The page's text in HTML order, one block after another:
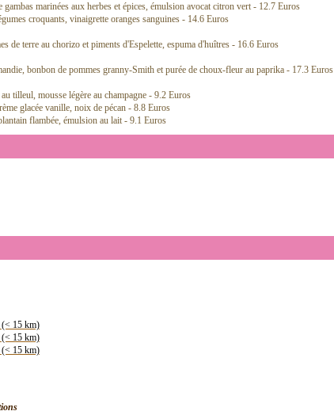
marinées aux herbes et épices, émulsion avocat citron vert - 12.7 Euros
croquants, vinaigrette oranges sanguines - 14.6 Euros
de terre au chorizo et piments d'Espelette, espuma d'huîtres - 16.6 Euros
bonbon de pommes granny-Smith et purée de choux-fleur au paprika - 17.3 Euros
tilleul, mousse légère au champagne - 9.2 Euros
glacée vanille, noix de pécan - 8.8 Euros
flambée, émulsion au lait - 9.1 Euros
(< 15 km)
(< 15 km)
(< 15 km)